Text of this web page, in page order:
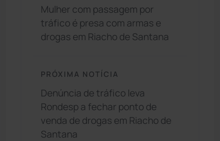
Mulher com passagem por
tráfico é presa com armas e
drogas em Riacho de Santana
PRÓXIMA NOTÍCIA
Denúncia de tráfico leva
Rondesp a fechar ponto de
venda de drogas em Riacho de
Santana